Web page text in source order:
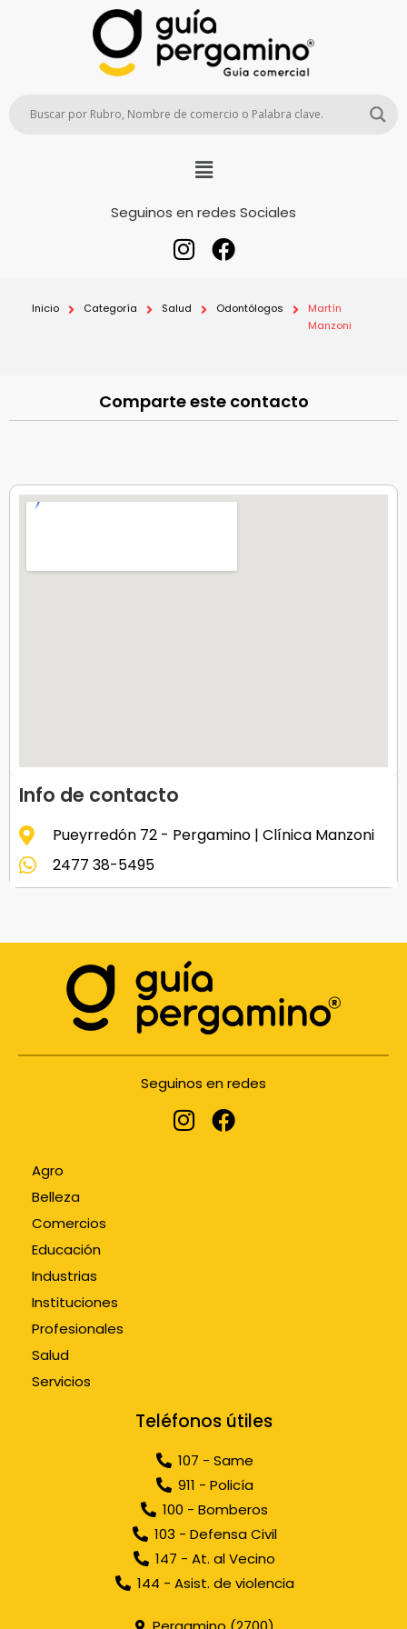
Seguinos en redes Sociales
Inicio Categoría Salud Odontólogos
Martín
Manzoni
Comparte este contacto
Info de contacto
Pueyrredón 72 - Pergamino | Clínica Manzoni
2477 38-5495
Seguinos en redes
Agro
Belleza
Comercios
Educación
Industrias
Instituciones
Profesionales
Salud
Servicios
Teléfonos útiles
107 - Same
911 - Policía
100 - Bomberos
103 - Defensa Civil
147 - At. al Vecino
144 - Asist. de violencia